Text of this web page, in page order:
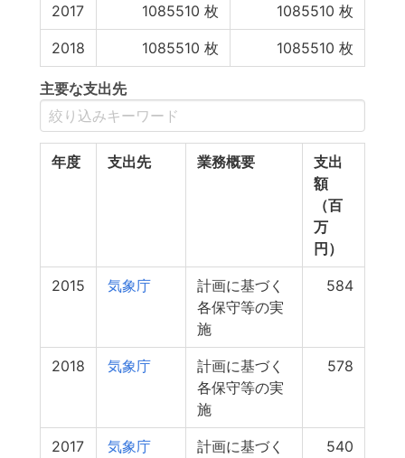
2017 1085510 枚 1085510 枚
2018 1085510 枚 1085510 枚
主要な支出先
年度 支出先 業務概要
支出
額
（百
万
円）
2015 気象庁
計画に基づく
各保守等の実
施
584
2018 気象庁
計画に基づく
各保守等の実
施
578
2017 気象庁
計画に基づく
540